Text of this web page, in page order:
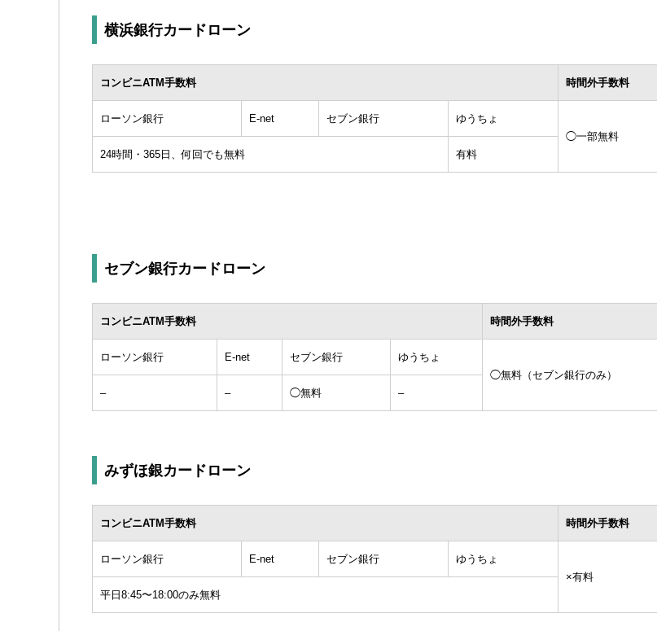
横浜銀行カードローン
コンビニATM手数料 時間外手数料
ローソン銀行 E-net セブン銀行
ゆうちょ
◯一部無料
24時間・365日、何回でも無料
有料
セブン銀行カードローン
コンビニATM手数料 時間外手数料
ローソン銀行 E-net セブン銀行
ゆうちょ
◯無料（セブン銀行のみ）
–
– ◯無料 –
みずほ銀カードローン
コンビニATM手数料 時間外手数料
ローソン銀行 E-net セブン銀行
ゆうちょ
×有料
平日8:45〜18:00のみ無料